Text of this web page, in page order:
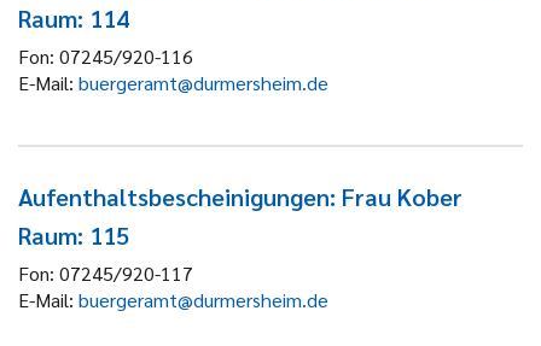
Raum: 114
Fon: 07245/920-116
E-Mail: buergeramt@durmersheim.de
Aufenthaltsbescheinigungen: Frau Kober
Raum: 115
Fon: 07245/920-117
E-Mail: buergeramt@durmersheim.de